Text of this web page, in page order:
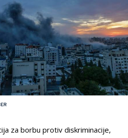
za borbu protiv diskriminacije,